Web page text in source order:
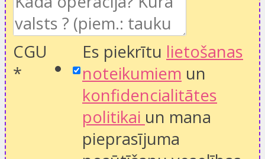
CGU
*
Es piekrītu lietošanas
noteikumiem un
konfidencialitātes
politikai un mana
pieprasījuma